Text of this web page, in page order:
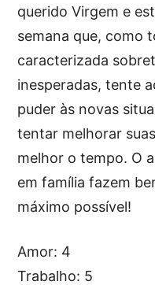
querido Virgem e
semana que, como
caracterizada
inesperadas, tente
puder às novas
tentar melhorar
melhor o tempo. O
em família fazem
máximo possível!
Amor: 4
Trabalho: 5